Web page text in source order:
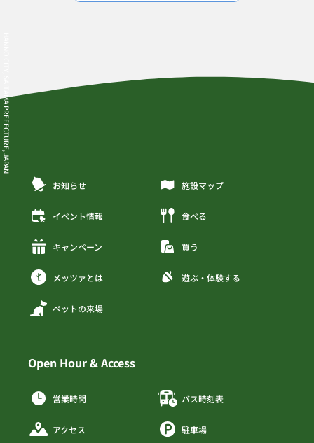
HANNO CITY, SAITAMA PREFECTURE, JAPAN
お知らせ
イベント情報
キャンペーン
メッツァとは
ペットの来場
施設マップ
食べる
買う
遊ぶ・体験する
Open Hour & Access
営業時間
アクセス
バス時刻表
駐車場